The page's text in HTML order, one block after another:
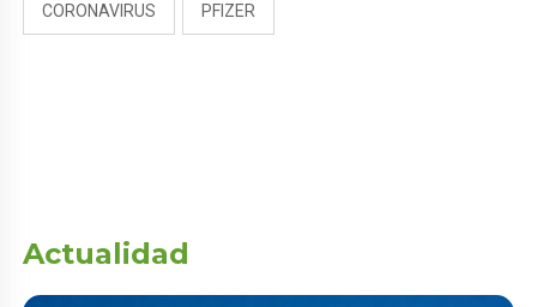
CORONAVIRUS PFIZER
Actualidad